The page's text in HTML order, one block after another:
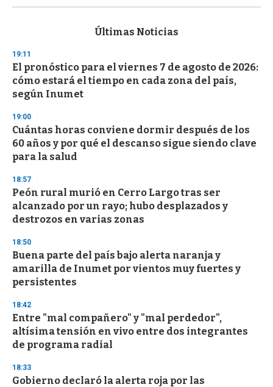
s
d
s
o
f
3
s
e
c
o
n
d
Últimas Noticias
19:11
El pronóstico para el viernes 7 de agosto de 2026:
cómo estará el tiempo en cada zona del país,
según Inumet
19:00
Cuántas horas conviene dormir después de los
60 años y por qué el descanso sigue siendo clave
para la salud
18:57
Peón rural murió en Cerro Largo tras ser
alcanzado por un rayo; hubo desplazados y
destrozos en varias zonas
18:50
Buena parte del país bajo alerta naranja y
amarilla de Inumet por vientos muy fuertes y
persistentes
18:42
Entre "mal compañero" y "mal perdedor",
altísima tensión en vivo entre dos integrantes
de programa radial
18:33
Gobierno declaró la alerta roja por las